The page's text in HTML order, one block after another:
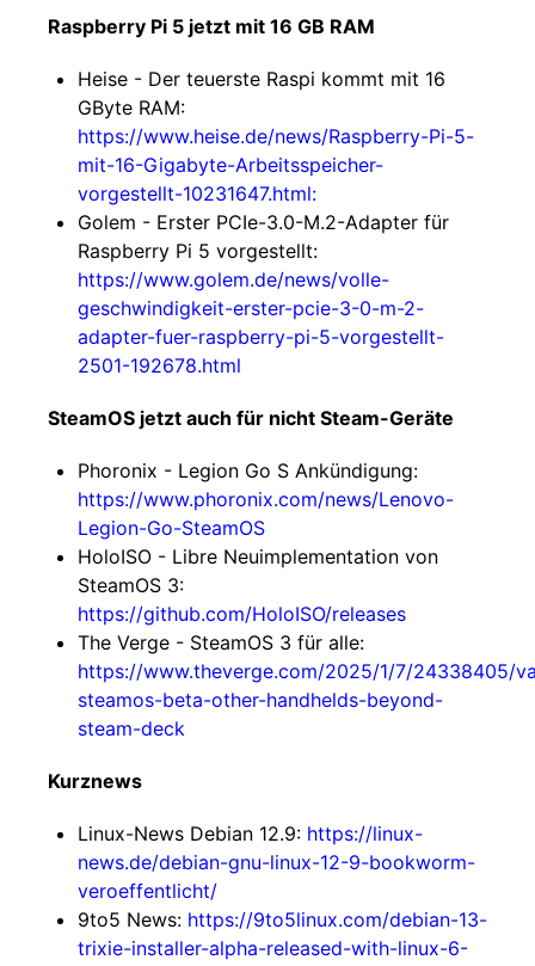
Raspberry Pi 5 jetzt mit 16 GB RAM
Heise - Der teuerste Raspi kommt mit 16
GByte RAM:
https://www.heise.de/news/Raspberry-Pi-5-
mit-16-Gigabyte-Arbeitsspeicher-
vorgestellt-10231647.html:
Golem - Erster PCIe-3.0-M.2-Adapter für
Raspberry Pi 5 vorgestellt:
https://www.golem.de/news/volle-
geschwindigkeit-erster-pcie-3-0-m-2-
adapter-fuer-raspberry-pi-5-vorgestellt-
2501-192678.html
SteamOS jetzt auch für nicht Steam-Geräte
Phoronix - Legion Go S Ankündigung:
https://www.phoronix.com/news/Lenovo-
Legion-Go-SteamOS
HoloISO - Libre Neuimplementation von
SteamOS 3:
https://github.com/HoloISO/releases
The Verge - SteamOS 3 für alle:
https://www.theverge.com/2025/1/7/24338405/
steamos-beta-other-handhelds-beyond-
steam-deck
Kurznews
Linux-News Debian 12.9: https://linux-
news.de/debian-gnu-linux-12-9-bookworm-
veroeffentlicht/
9to5 News: https://9to5linux.com/debian-13-
trixie-installer-alpha-released-with-linux-6-